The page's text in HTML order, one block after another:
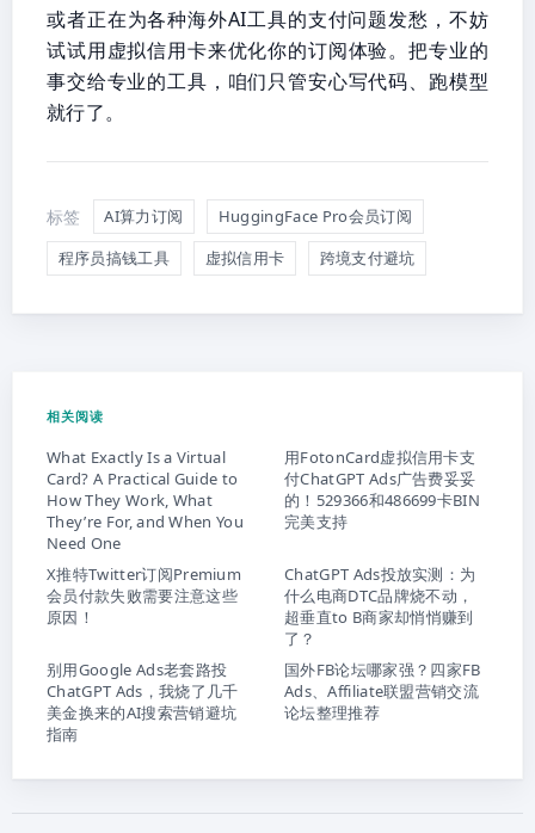
或者正在为各种海外AI工具的支付问题发愁，不妨
试试用虚拟信用卡来优化你的订阅体验。把专业的
事交给专业的工具，咱们只管安心写代码、跑模型
就行了。
标签 AI算力订阅
HuggingFace Pro会员订阅
程序员搞钱工具
虚拟信用卡 跨境支付避坑
相关阅读
What Exactly Is a Virtual
Card? A Practical Guide to
How They Work, What
They’re For, and When You
Need One
用FotonCard虚拟信用卡支
付ChatGPT Ads广告费妥妥
的！529366和486699卡BIN
完美支持
X推特Twitter订阅Premium
会员付款失败需要注意这些
原因！
ChatGPT Ads投放实测：为
什么电商DTC品牌烧不动，
超垂直to B商家却悄悄赚到
了？
别用Google Ads老套路投
ChatGPT Ads，我烧了几千
美金换来的AI搜索营销避坑
指南
国外FB论坛哪家强？四家FB
Ads、Affiliate联盟营销交流
论坛整理推荐